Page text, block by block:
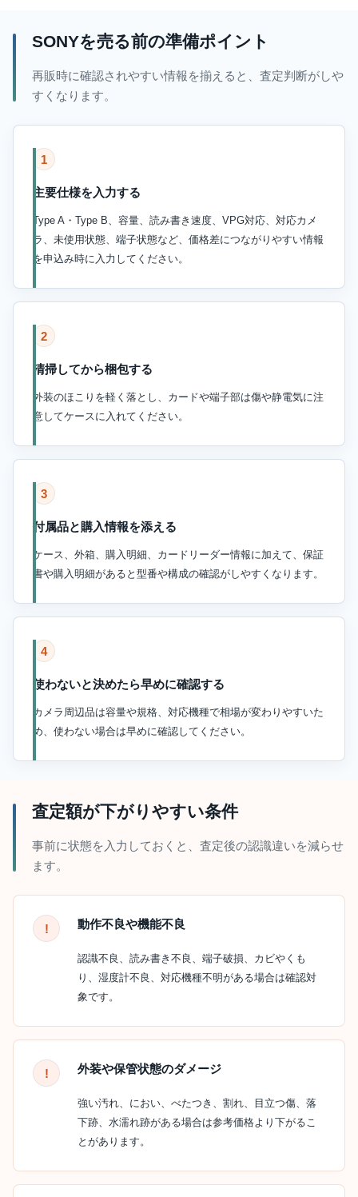
SONYを売る前の準備ポイント
再販時に確認されやすい情報を揃えると、査定判断がしや
すくなります。
1
主要仕様を入力する
Type A・Type B、容量、読み書き速度、VPG対応、対応カメ
ラ、未使用状態、端子状態など、価格差につながりやすい情報
を申込み時に入力してください。
2
清掃してから梱包する
外装のほこりを軽く落とし、カードや端子部は傷や静電気に注
意してケースに入れてください。
3
付属品と購入情報を添える
ケース、外箱、購入明細、カードリーダー情報に加えて、保証
書や購入明細があると型番や構成の確認がしやすくなります。
4
使わないと決めたら早めに確認する
カメラ周辺品は容量や規格、対応機種で相場が変わりやすいた
め、使わない場合は早めに確認してください。
査定額が下がりやすい条件
事前に状態を入力しておくと、査定後の認識違いを減らせ
ます。
動作不良や機能不良
認識不良、読み書き不良、端子破損、カビやくも
り、湿度計不良、対応機種不明がある場合は確認対
象です。
外装や保管状態のダメージ
強い汚れ、におい、べたつき、割れ、目立つ傷、落
下跡、水濡れ跡がある場合は参考価格より下がるこ
とがあります。